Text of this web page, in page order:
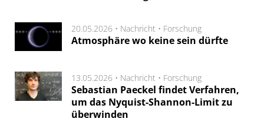
20.05.2026 • Nachricht • Forschung
Atmosphäre wo keine sein dürfte
13.05.2026 • Nachricht • Forschung
Sebastian Paeckel findet Verfahren,
um das Nyquist-Shannon-Limit zu
überwinden